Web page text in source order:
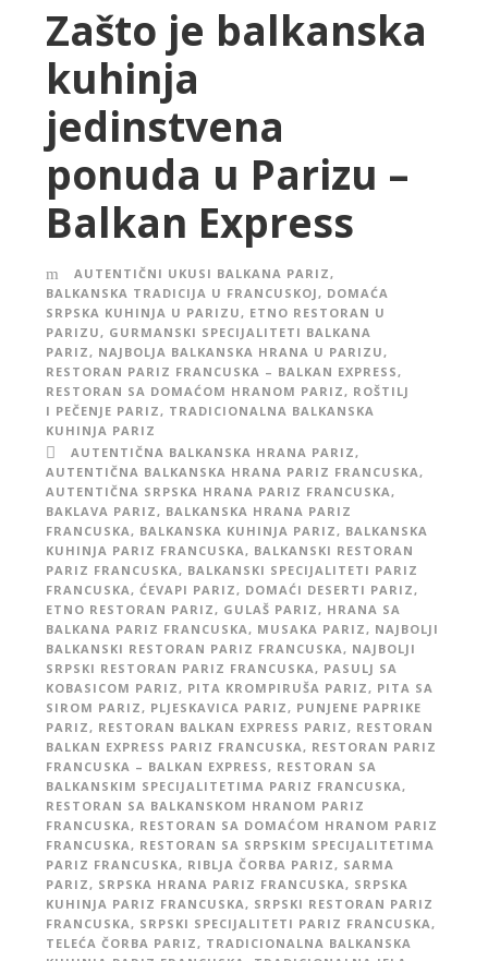
Zašto je balkanska
kuhinja
jedinstvena
ponuda u Parizu –
Balkan Express
AUTENTIČNI UKUSI BALKANA PARIZ ,
BALKANSKA TRADICIJA U FRANCUSKOJ , DOMAĆA
SRPSKA KUHINJA U PARIZU , ETNO RESTORAN U
PARIZU , GURMANSKI SPECIJALITETI BALKANA
PARIZ , NAJBOLJA BALKANSKA HRANA U PARIZU ,
RESTORAN PARIZ FRANCUSKA – BALKAN EXPRESS ,
RESTORAN SA DOMAĆOM HRANOM PARIZ , ROŠTILJ
I PEČENJE PARIZ , TRADICIONALNA BALKANSKA
KUHINJA PARIZ
AUTENTIČNA BALKANSKA HRANA PARIZ ,
AUTENTIČNA BALKANSKA HRANA PARIZ FRANCUSKA ,
AUTENTIČNA SRPSKA HRANA PARIZ FRANCUSKA ,
BAKLAVA PARIZ , BALKANSKA HRANA PARIZ
FRANCUSKA , BALKANSKA KUHINJA PARIZ , BALKANSKA
KUHINJA PARIZ FRANCUSKA , BALKANSKI RESTORAN
PARIZ FRANCUSKA , BALKANSKI SPECIJALITETI PARIZ
FRANCUSKA , ĆEVAPI PARIZ , DOMAĆI DESERTI PARIZ ,
ETNO RESTORAN PARIZ , GULAŠ PARIZ , HRANA SA
BALKANA PARIZ FRANCUSKA , MUSAKA PARIZ , NAJBOLJI
BALKANSKI RESTORAN PARIZ FRANCUSKA , NAJBOLJI
SRPSKI RESTORAN PARIZ FRANCUSKA , PASULJ SA
KOBASICOM PARIZ , PITA KROMPIRUŠA PARIZ , PITA SA
SIROM PARIZ , PLJESKAVICA PARIZ , PUNJENE PAPRIKE
PARIZ , RESTORAN BALKAN EXPRESS PARIZ , RESTORAN
BALKAN EXPRESS PARIZ FRANCUSKA , RESTORAN PARIZ
FRANCUSKA – BALKAN EXPRESS , RESTORAN SA
BALKANSKIM SPECIJALITETIMA PARIZ FRANCUSKA ,
RESTORAN SA BALKANSKOM HRANOM PARIZ
FRANCUSKA , RESTORAN SA DOMAĆOM HRANOM PARIZ
FRANCUSKA , RESTORAN SA SRPSKIM SPECIJALITETIMA
PARIZ FRANCUSKA , RIBLJA ČORBA PARIZ , SARMA
PARIZ , SRPSKA HRANA PARIZ FRANCUSKA , SRPSKA
KUHINJA PARIZ FRANCUSKA , SRPSKI RESTORAN PARIZ
FRANCUSKA , SRPSKI SPECIJALITETI PARIZ FRANCUSKA ,
TELEĆA ČORBA PARIZ , TRADICIONALNA BALKANSKA